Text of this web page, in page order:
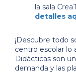
la sala
detalles
¡Descubre todo
centro escolar lo
Didácticas son
demanda y las